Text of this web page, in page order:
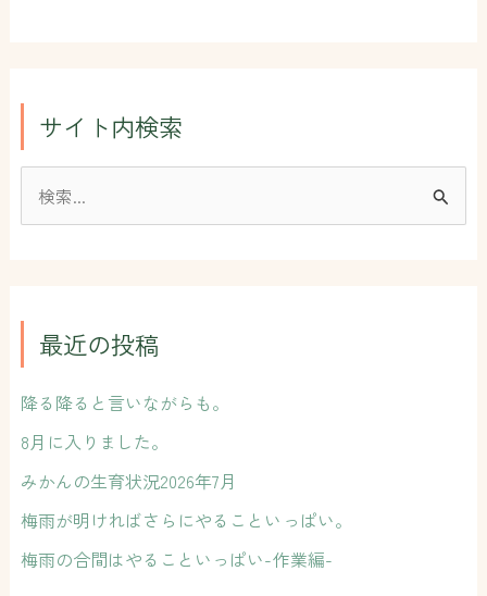
サイト内検索
最近の投稿
降る降ると言いながらも。
8月に入りました。
みかんの生育状況2026年7月
梅雨が明ければさらにやることいっぱい。
梅雨の合間はやることいっぱい-作業編-